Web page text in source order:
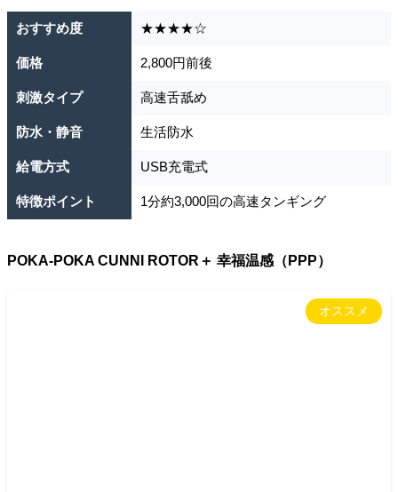
おすすめ度 ★★★★☆
価格 2,800円前後
刺激タイプ 高速舌舐め
防水・静音 生活防水
給電方式 USB充電式
特徴ポイント 1分約3,000回の高速タンギング
POKA-POKA CUNNI ROTOR＋ 幸福温感（PPP）
オススメ